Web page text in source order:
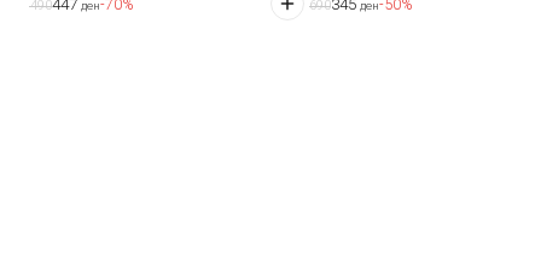
1.490 ден-70% 690 ден-50%